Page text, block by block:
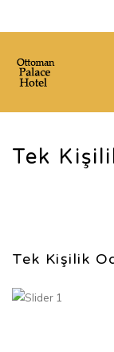
Tek
Tek Kişilik